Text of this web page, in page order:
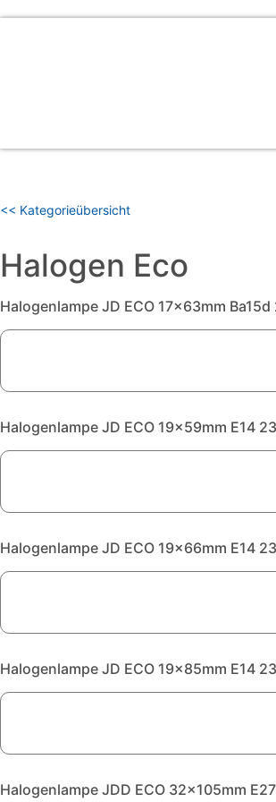
<< Kategorieübersicht
Halogen Eco
Halogenlampe JD ECO 17x63mm
Halogenlampe JD ECO 19x59mm E14
Halogenlampe JD ECO 19x66mm E14
Halogenlampe JD ECO 19x85mm E14
Halogenlampe JDD ECO 32x105mm